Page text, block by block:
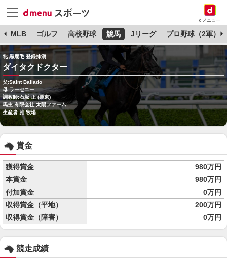
dメニュー
MLB ゴルフ 高校野球 競馬 Jリーグ プロ野球（2軍）
牝 黒鹿毛 登録抹消
ダイタクドクター
父:Saint Ballado
母:ラーセニー
調教師:石坂 正 (栗東)
馬主:有限会社 太陽ファーム
生産者:雅 牧場
賞金
獲得賞金
980万円
本賞金
980万円
付加賞金
0万円
収得賞金（平地）
200万円
収得賞金（障害）
0万円
競走成績